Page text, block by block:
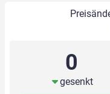
0
gesenkt